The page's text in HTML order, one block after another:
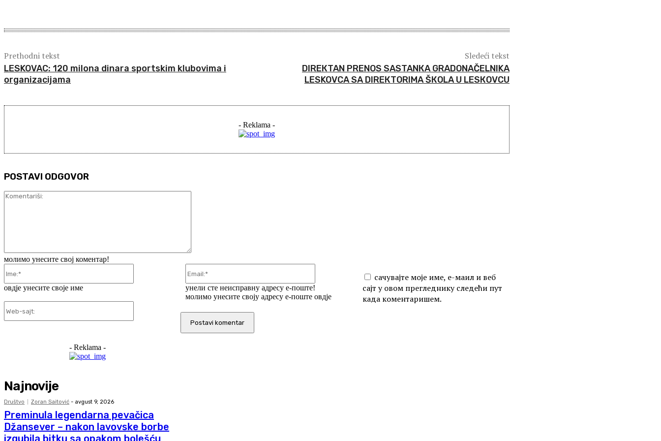
Prethodni tekst
LESKOVAC: 120 milona dinara sportskim klubovima i
organizacijama
Sledeći tekst
DIREКTAN PRENOS SASTANКA GRADONAČELNIKA
LESKOVCA SA DIREКTORIMA ŠКOLA U LESКOVCU
- Reklama -
POSTAVI ODGOVOR
молимо унесите свој коментар!
овдје унесите своје име
унели сте неисправну адресу е-поште!
молимо унесите своју адресу е-поште овдје
сачувајте моје име, е-маил и веб
сајт у овом прегледнику следећи пут
када коментаришем.
- Reklama -
Najnovije
Društvo Zoran Saitović - avgust 9, 2026
Preminula legendarna pevačica
Džansever – nakon lavovske borbe